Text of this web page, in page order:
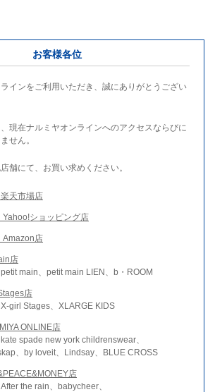
お客様各位
インをご利用いただき、誠にありがとうござい
現在ナルミヤオンラインへのアクセスならびに
せん。
舗にて、お買い求めください。
天市場店
ショッピング店
Amazon店
店
main、petit main LIEN、b・ROOM
店
girl Stages、XLARGE KIDS
ONLINE店
spade new york childrenswear、
、by loveit、Lindsay、BLUE CROSS
店
the rain、babycheer、